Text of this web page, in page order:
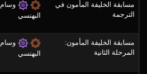
مسابقة الخليفة المأمون في
الترجمة
وسام
البهنسي
مسابقة الخليفة المأمون:
المرحلة الثانية
وسام
البهنسي